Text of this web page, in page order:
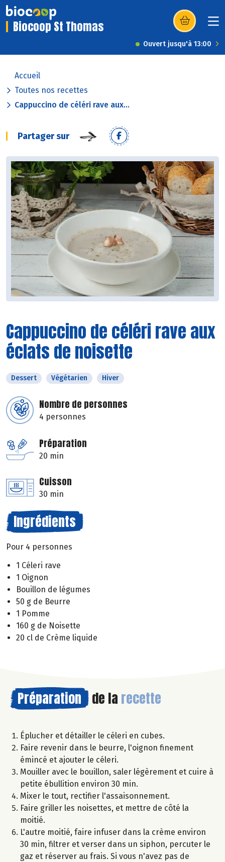
Biocoop St Thomas (s’ouvre dans
Ouvert jusqu'à 13:00
Accueil
Toutes nos recettes
Cappuccino de céléri rave aux...
Partager sur
Cappuccino de céléri rave aux
éclats de noisette
Dessert Végétarien Hiver
Nombre de personnes
4 personnes
Préparation
20 min
Cuisson
30 min
Ingrédients
Pour 4 personnes
1 Céleri rave
1 Oignon
Bouillon de légumes
50 g de Beurre
1 Pomme
160 g de Noisette
20 cl de Crème liquide
Préparation de la recette
Éplucher et détailler le céleri en cubes.
Faire revenir dans le beurre, l'oignon finement
émincé et ajouter le céleri.
Mouiller avec le bouillon, saler légèrement et cuire à
petite ébullition environ 30 min.
Mixer le tout, rectifier l'assaisonnement.
Faire griller les noisettes, et mettre de côté la
moitié.
L'autre moitié, faire infuser dans la crème environ
30 min, filtrer et verser dans un siphon, percuter le
gaz et réserver au frais. Si vous n'avez pas de